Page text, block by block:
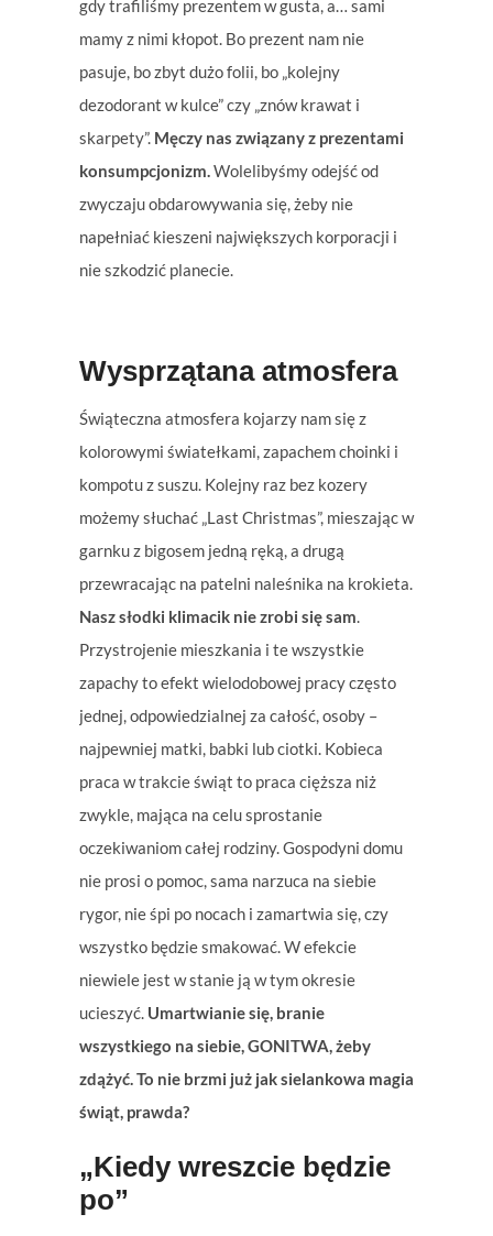
gdy trafiliśmy prezentem w gusta, a… sami
mamy z nimi kłopot. Bo prezent nam nie
pasuje, bo zbyt dużo folii, bo „kolejny
dezodorant w kulce” czy „znów krawat i
skarpety”. Męczy nas związany z prezentami
konsumpcjonizm.Wolelibyśmy odejść od
zwyczaju obdarowywania się, żeby nie
napełniać kieszeni największych korporacji i
nie szkodzić planecie.
Wysprzątana atmosfera
Świąteczna atmosfera kojarzy nam się z
kolorowymi światełkami, zapachem choinki i
kompotu z suszu. Kolejny raz bez kozery
możemy słuchać „Last Christmas”, mieszając w
garnku z bigosem jedną ręką, a drugą
przewracając na patelni naleśnika na krokieta.
Nasz słodki klimacik nie zrobi się sam.
Przystrojenie mieszkania i te wszystkie
zapachy to efekt wielodobowej pracy często
jednej, odpowiedzialnej za całość, osoby –
najpewniej matki, babki lub ciotki. Kobieca
praca w trakcie świąt to praca cięższa niż
zwykle, mająca na celu sprostanie
oczekiwaniom całej rodziny. Gospodyni domu
nie prosi o pomoc, sama narzuca na siebie
rygor, nie śpi po nocach i zamartwia się, czy
wszystko będzie smakować. W efekcie
niewiele jest w stanie ją w tym okresie
ucieszyć. Umartwianie się, branie
wszystkiego na siebie, GONITWA, żeby
zdążyć. To nie brzmi już jak sielankowa magia
świąt, prawda?
„Kiedy wreszcie będzie
po”